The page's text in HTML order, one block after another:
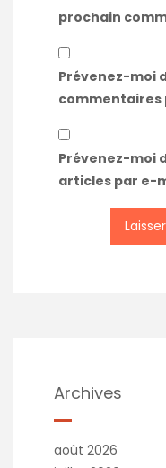
prochain
Prévenez-moi
commentaires
Prévenez-moi
articles par e-
Archives
août 2026